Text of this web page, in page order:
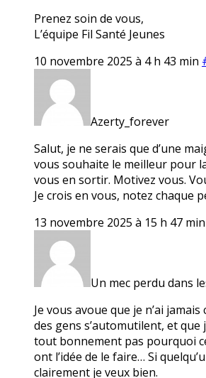
Prenez soin de vous,
L’équipe Fil Santé Jeunes
10 novembre 2025 à 4 h 43 min
Azerty_forever
Salut, je ne serais que d’une
vous souhaite le meilleur pour
vous en sortir. Motivez vous.
Je crois en vous, notez chaque
13 novembre 2025 à 15 h 47 min
Un mec perdu dans
Je vous avoue que je n’ai
des gens s’automutilent, et que
tout bonnement pas pourquoi
ont l’idée de le faire… Si
clairement je veux bien.